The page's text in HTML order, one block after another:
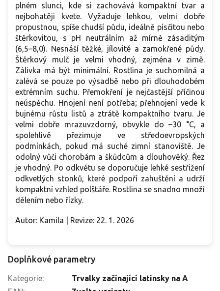
plném slunci, kde si zachovává kompaktní tvar a
nejbohatěji kvete. Vyžaduje lehkou, velmi dobře
propustnou, spíše chudší půdu, ideálně písčitou nebo
štěrkovitou, s pH neutrálním až mírně zásaditým
(6,5–8,0). Nesnáší těžké, jílovité a zamokřené půdy.
Štěrkový mulč je velmi vhodný, zejména v zimě.
Zálivka má být minimální. Rostlina je suchomilná a
zalévá se pouze po výsadbě nebo při dlouhodobém
extrémním suchu. Přemokření je nejčastější příčinou
neúspěchu. Hnojení není potřeba; přehnojení vede k
bujnému růstu listů a ztrátě kompaktního tvaru. Je
velmi dobře mrazuvzdorný, obvykle do –30 °C, a
spolehlivě přezimuje ve středoevropských
podmínkách, pokud má suché zimní stanoviště. Je
odolný vůči chorobám a škůdcům a dlouhověký. Řez
je vhodný. Po odkvětu se doporučuje lehké sestřižení
odkvetlých stonků, které podpoří zahuštění a udrží
kompaktní vzhled polštáře. Rostlina se snadno množí
dělením nebo řízky.
Autor: Kamila | Revize: 22. 1. 2026
Doplňkové parametry
Kategorie:
Trvalky začínající latinsky na A